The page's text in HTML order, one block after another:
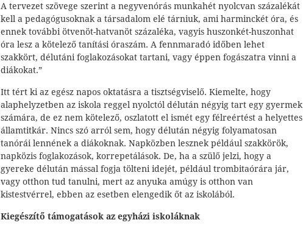
A tervezet szövege szerint a negyvenórás munkahét nyolcvan százalékát
kell a pedagógusoknak a társadalom elé tárniuk, ami harminckét óra, és
ennek további ötvenöt-hatvanöt százaléka, vagyis huszonkét-huszonhat
óra lesz a kötelező tanítási óraszám. A fennmaradó időben lehet
szakkört, délutáni foglakozásokat tartani, vagy éppen fogászatra vinni a
diákokat.”
Itt tért ki az egész napos oktatásra a tisztségviselő. Kiemelte, hogy
alaphelyzetben az iskola reggel nyolctól délután négyig tart egy gyermek
számára, de ez nem kötelező, oszlatott el ismét egy félreértést a helyettes
államtitkár. Nincs szó arról sem, hogy délután négyig folyamatosan
tanórái lennének a diákoknak. Napközben lesznek például szakkörök,
napközis foglakozások, korrepetálások. De, ha a szülő jelzi, hogy a
gyereke délután mással fogja tölteni idejét, például trombitaórára jár,
vagy otthon tud tanulni, mert az anyuka amúgy is otthon van
kistestvérrel, ebben az esetben elengedik őt az iskolából.
Kiegészítő támogatások az egyházi iskoláknak